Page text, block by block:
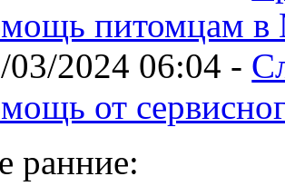
питомцам в
03/2024 06:04 -
от
ранние: